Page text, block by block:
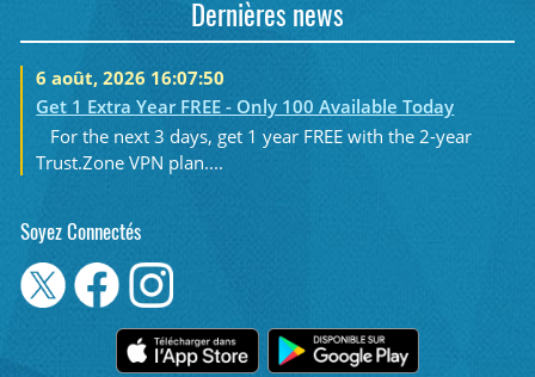
Dernières news
6 août, 2026 16:07:50
Get 1 Extra Year FREE - Only 100 Available Today
For the next 3 days, get 1 year FREE with the 2-year
Trust.Zone VPN plan....
Soyez Connectés